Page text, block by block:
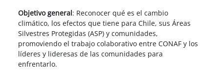
Objetivo general: Reconocer qué es el cambio
climático, los efectos que tiene para Chile, sus Áreas
Silvestres Protegidas (ASP) y comunidades,
promoviendo el trabajo colaborativo entre CONAF y los
líderes y lideresas de las comunidades para
enfrentarlo.